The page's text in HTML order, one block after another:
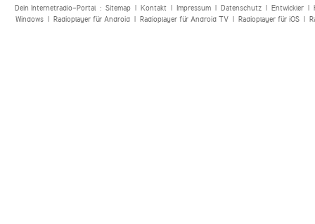
Dein Internetradio-Portal : Sitemap| Kontakt| Impressum| Datenschutz| Entwickler|
Windows| Radioplayer für Android| Radioplayer für Android TV| Radioplayer für iOS|